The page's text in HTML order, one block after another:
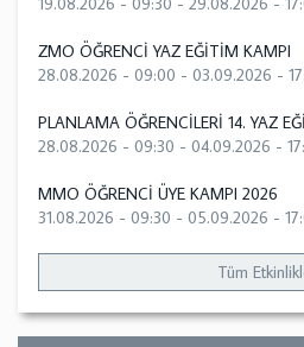
ZMO ÖĞRENCİ YAZ EĞİTİM KAMPI
28.08.2026 - 09:00 - 03.09.2026 -
PLANLAMA ÖĞRENCİLERİ 14. YAZ
28.08.2026 - 09:30 - 04.09.2026 -
MMO ÖĞRENCİ ÜYE KAMPI 2026
31.08.2026 - 09:30 - 05.09.2026 -
Tüm